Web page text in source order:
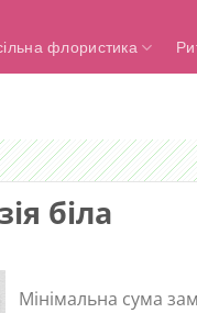
флористика
біла
Мінімальна сума